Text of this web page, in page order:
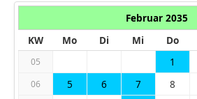
Februar 2035
KW
Mo Di Mi Do
05 1
06 5 6 7 8